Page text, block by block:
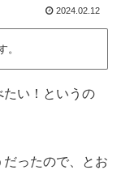
2024.02.12
。
い！というの
ったので、とお